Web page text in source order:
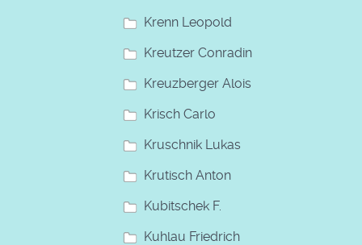
Krenn Leopold
Kreutzer Conradin
Kreuzberger Alois
Krisch Carlo
Kruschnik Lukas
Krutisch Anton
Kubitschek F.
Kuhlau Friedrich